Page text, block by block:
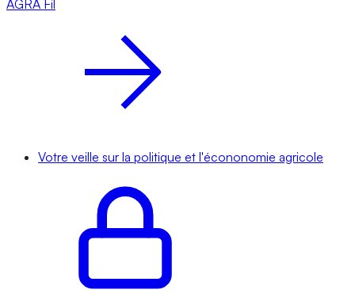
AGRA Fil
Votre veille sur la politique et l'écononomie agricole